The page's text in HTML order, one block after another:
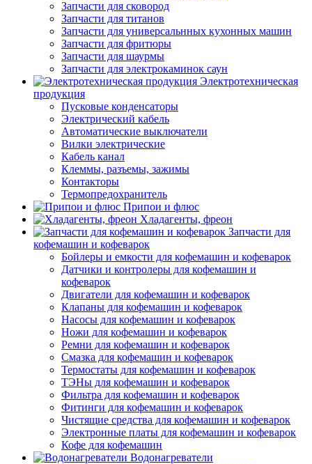
Запчасти для сковород
Запчасти для титанов
Запчасти для универсальнных кухонных машин
Запчасти для фритюры
Запчасти для шаурмы
Запчасти для электрокаминок саун
Электротехническая
продукция
Пусковые конденсаторы
Электрический кабель
Автоматические выключатели
Вилки электрические
Кабель канал
Клеммы, разъемы, зажимы
Контакторы
Термопредохранитель
Припои и флюс
Хладагенты, фреон
Запчасти для
кофемашин и кофеварок
Бойлеры и емкости для кофемашин и кофеварок
Датчики и контролеры для кофемашин и
кофеварок
Двигатели для кофемашин и кофеварок
Клапаны для кофемашин и кофеварок
Насосы для кофемашин и кофеварок
Ножи для кофемашин и кофеварок
Ремни для кофемашин и кофеварок
Смазка для кофемашин и кофеварок
Термостаты для кофемашин и кофеварок
ТЭНы для кофемашин и кофеварок
Фильтра для кофемашин и кофеварок
Фитинги для кофемашин и кофеварок
Чистящие средства для кофемашин и кофеварок
Электронные платы для кофемашин и кофеварок
Кофе для кофемашин
Водонагреватели